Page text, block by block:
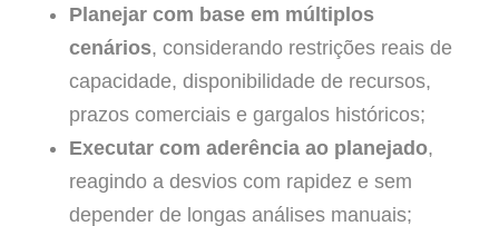
Planejar com base em múltiplos
cenários, considerando restrições reais de
capacidade, disponibilidade de recursos,
prazos comerciais e gargalos históricos;
Executar com aderência ao planejado,
reagindo a desvios com rapidez e sem
depender de longas análises manuais;